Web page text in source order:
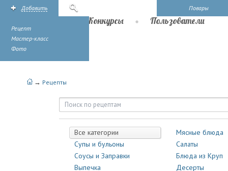
Повары
Добавить
Рецепт
Мастер-класс
Фото
Конкурсы Пользователи
→ Рецепты
Рецепты | Повары.ру
Все категории
Мясные блюда
Супы и бульоны
Салаты
Соусы и Заправки
Блюда из Круп
Выпечка
Десерты